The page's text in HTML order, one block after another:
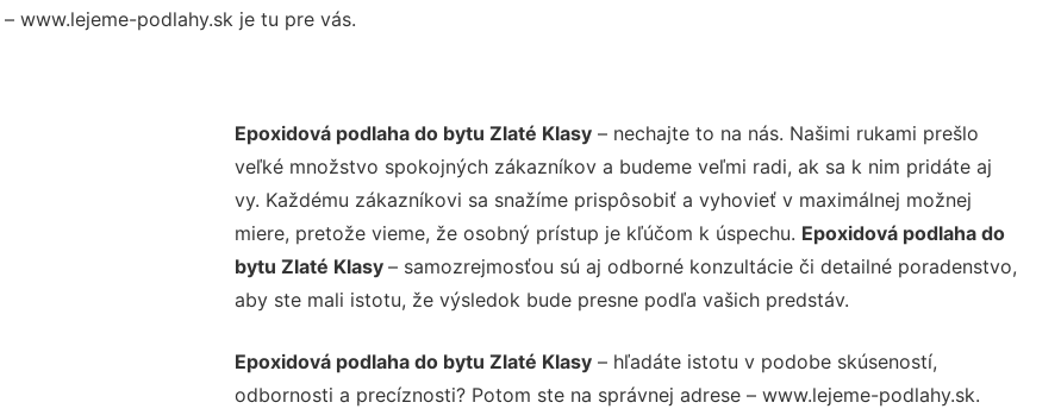
– www.lejeme-podlahy.sk je tu pre vás.
Epoxidová podlaha do bytu Zlaté Klasy– nechajte to na nás. Našimi rukami prešlo
veľké množstvo spokojných zákazníkov a budeme veľmi radi, ak sa k nim pridáte aj
vy. Každému zákazníkovi sa snažíme prispôsobiť a vyhovieť v maximálnej možnej
miere, pretože vieme, že osobný prístup je kľúčom k úspechu. Epoxidová podlaha do
bytu Zlaté Klasy – samozrejmosťou sú aj odborné konzultácie či detailné poradenstvo,
aby ste mali istotu, že výsledok bude presne podľa vašich predstáv.
Epoxidová podlaha do bytu Zlaté Klasy– hľadáte istotu v podobe skúseností,
odbornosti a precíznosti? Potom ste na správnej adrese – www.lejeme-podlahy.sk.